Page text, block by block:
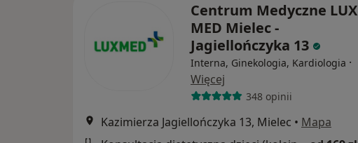
Centrum Medyczne LUX
MED Mielec -
Jagiellończyka 13
Interna, Ginekologia, Kardiologia ·
Więcej
348 opinii
Kazimierza Jagiellończyka 13, Mielec • Mapa